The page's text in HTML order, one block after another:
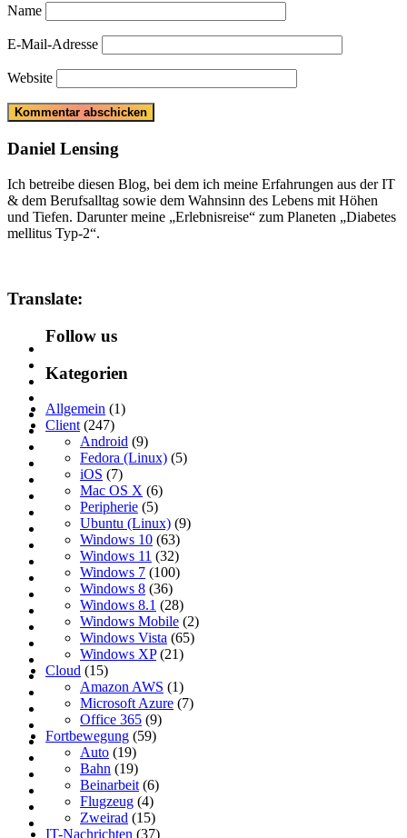
Name
E-Mail-Adresse
Website
Daniel Lensing
Ich betreibe diesen Blog, bei dem ich meine Erfahrungen aus der IT
& dem Berufsalltag sowie dem Wahnsinn des Lebens mit Höhen
und Tiefen. Darunter meine „Erlebnisreise“ zum Planeten „Diabetes
mellitus Typ-2“.
Translate:
Follow us
Kategorien
Allgemein (1)
Client (247)
Android (9)
Fedora (Linux) (5)
iOS (7)
Mac OS X (6)
Peripherie (5)
Ubuntu (Linux) (9)
Windows 10 (63)
Windows 11 (32)
Windows 7 (100)
Windows 8 (36)
Windows 8.1 (28)
Windows Mobile (2)
Windows Vista (65)
Windows XP(21)
Cloud (15)
Amazon AWS (1)
Microsoft Azure (7)
Office 365 (9)
Fortbewegung (59)
Auto (19)
Bahn (19)
Beinarbeit (6)
Flugzeug (4)
Zweirad (15)
IT-Nachrichten (37)